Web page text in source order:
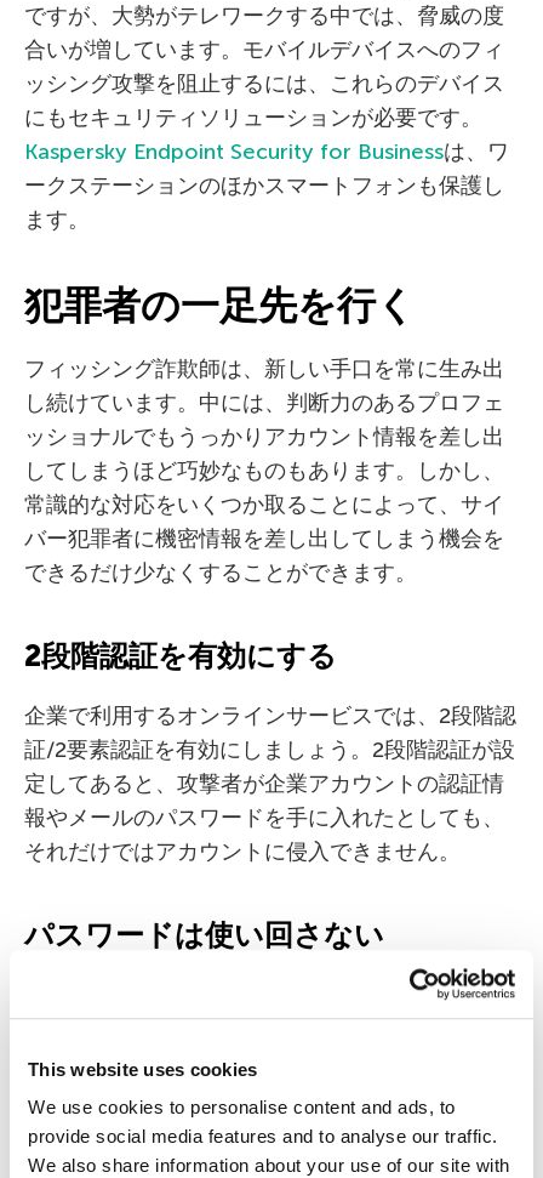
This website uses cookies
We use cookies to personalise content and ads, to
provide social media features and to analyse our traffic.
We also share information about your use of our site with
ですが、大勢がテレワークする中では、脅威の度
合いが増しています。モバイルデバイスへのフィ
ッシング攻撃を阻止するには、これらのデバイス
にもセキュリティソリューションが必要です。
Kaspersky Endpoint Security for Businessは、ワ
ークステーションのほかスマートフォンも保護し
ます。
犯罪者の一足先を行く
フィッシング詐欺師は、新しい手口を常に生み出
し続けています。中には、判断力のあるプロフェ
ッショナルでもうっかりアカウント情報を差し出
してしまうほど巧妙なものもあります。しかし、
常識的な対応をいくつか取ることによって、サイ
バー犯罪者に機密情報を差し出してしまう機会を
できるだけ少なくすることができます。
2段階認証を有効にする
企業で利用するオンラインサービスでは、2段階認
証/2要素認証を有効にしましょう。2段階認証が設
定してあると、攻撃者が企業アカウントの認証情
報やメールのパスワードを手に入れたとしても、
それだけではアカウントに侵入できません。
パスワードは使い回さない
業務で使うサービスごと、またはデバイスごとに
別々のパスワードを使用するように、従業員に指
示しましょう。こうしておけば、パスワードが1つ
漏洩しても、それ以外のサービスやデバイスが危
険にさらされるようなことにはなりません。